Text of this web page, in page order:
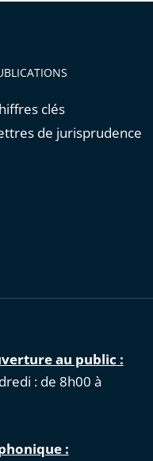
clés
de jurisprudence
au public :
: de 8h00 à
: